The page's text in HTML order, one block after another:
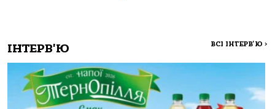
ІНТЕРВ'Ю ВСІ ІНТЕРВ'Ю >